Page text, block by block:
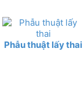
Phẫu thuật lấy thai